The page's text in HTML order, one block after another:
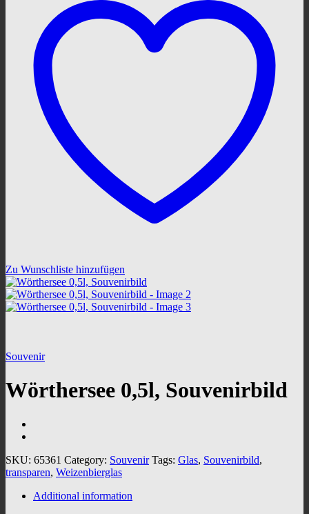
Zu Wunschliste hinzufügen
Souvenir
Wörthersee 0,5l, Souvenirbild
SKU: 65361 Category: Souvenir Tags: Glas, Souvenirbild,
transparen, Weizenbierglas
Additional information